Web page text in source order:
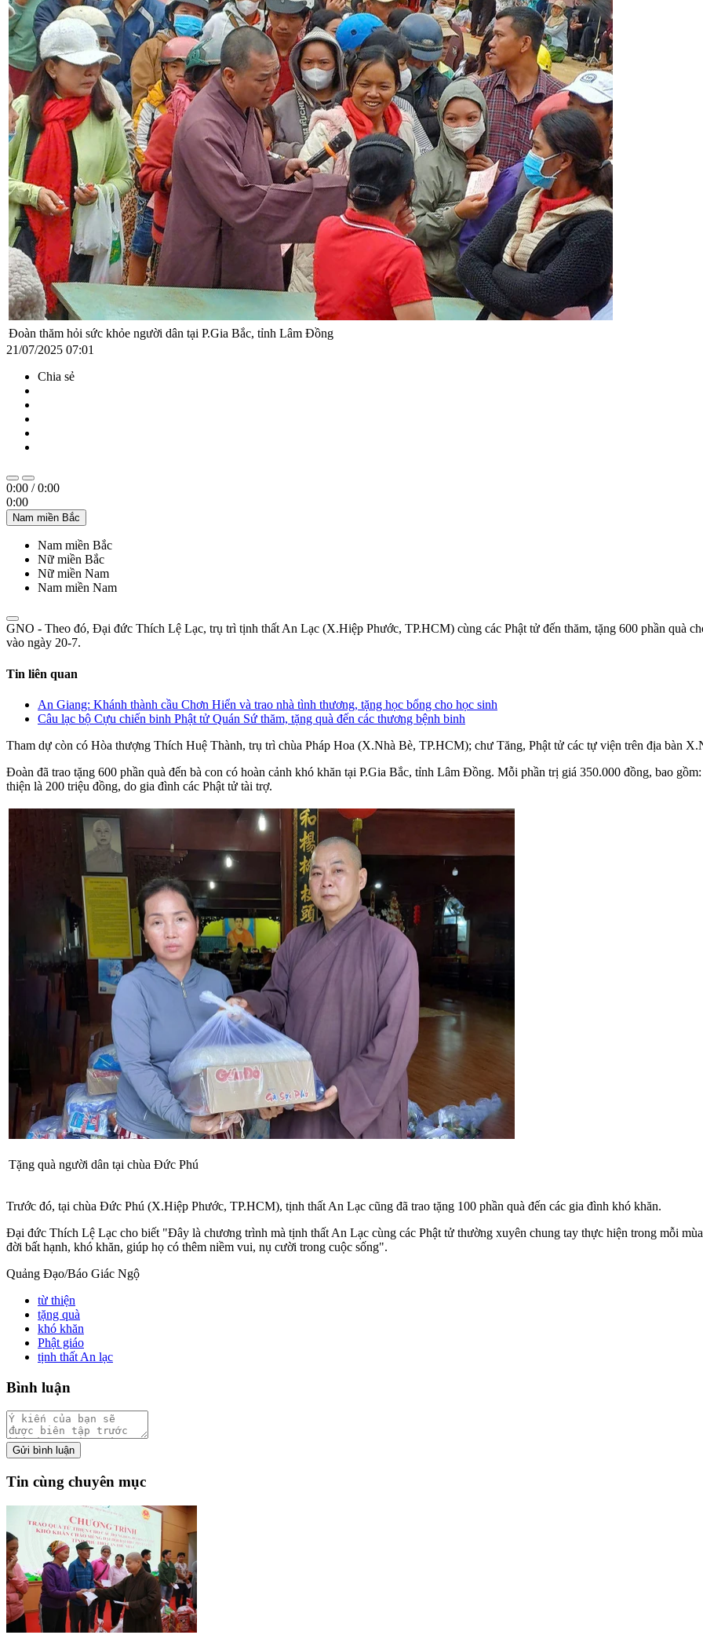
Đoàn thăm hỏi sức khỏe người dân tại P.Gia Bắc, tỉnh Lâm Đồng
21/07/2025 07:01
Chia sẻ
0:00 /0:00
0:00
Nam miền Bắc
Nam miền Bắc
Nữ miền Bắc
Nữ miền Nam
Nam miền Nam
GNO - Theo đó, Đại đức Thích Lệ Lạc, trụ trì tịnh thất An Lạc (X.Hiệp Phước, TP.HCM) cùng các Phật tử đến thăm, tặng 600 phần quà
vào ngày 20-7.
Tin liên quan
An Giang: Khánh thành cầu Chơn Hiển và trao nhà tình thương, tặng học bổng cho học sinh
Câu lạc bộ Cựu chiến binh Phật tử Quán Sứ thăm, tặng quà đến các thương bệnh binh
Tham dự còn có Hòa thượng Thích Huệ Thành, trụ trì chùa Pháp Hoa (X.Nhà Bè, TP.HCM); chư Tăng, Phật tử các tự viện trên địa bàn
Đoàn đã trao tặng 600 phần quà đến bà con có hoàn cảnh khó khăn tại P.Gia Bắc, tỉnh Lâm Đồng. Mỗi phần trị giá 350.000 đồng, bao
thiện là 200 triệu đồng, do gia đình các Phật tử tài trợ.
Tặng quà người dân tại chùa Đức Phú
Trước đó, tại chùa Đức Phú (X.Hiệp Phước, TP.HCM), tịnh thất An Lạc cũng đã trao tặng 100 phần quà đến các gia đình khó khăn.
Đại đức Thích Lệ Lạc cho biết "Đây là chương trình mà tịnh thất An Lạc cùng các Phật tử thường xuyên chung tay thực hiện trong mỗi
đời bất hạnh, khó khăn, giúp họ có thêm niềm vui, nụ cười trong cuộc sống".
Quảng Đạo/Báo Giác Ngộ
từ thiện
tặng quà
khó khăn
Phật giáo
tịnh thất An lạc
Bình luận
Gửi bình luận
Tin cùng chuyên mục